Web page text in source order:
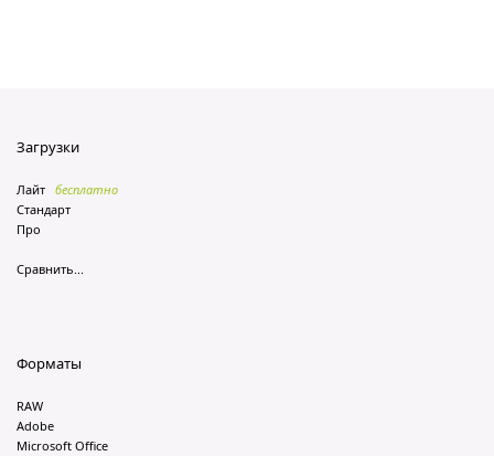
Загрузки
Лайт бесплатно
Стандарт
Про
Сравнить...
Форматы
RAW
Adobe
Microsoft Office